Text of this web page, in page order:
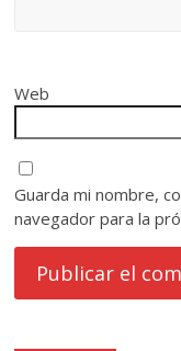
Web
Guarda mi nombre,
navegador para la